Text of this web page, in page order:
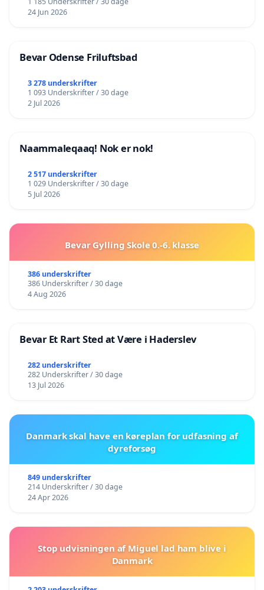
24 Jun 2026
Bevar Odense Friluftsbad
3 278 underskrifter
1 093 Underskrifter / 30 dage
2 Jul 2026
Naammaleqaaq! Nok er nok!
2 517 underskrifter
1 029 Underskrifter / 30 dage
5 Jul 2026
Bevar Gylling Skole 0.-6. klasse
386 underskrifter
386 Underskrifter / 30 dage
4 Aug 2026
Bevar Et Rart Sted at Være i Haderslev
282 underskrifter
282 Underskrifter / 30 dage
13 Jul 2026
Danmark skal have en køreplan for udfasning af
dyreforsøg
849 underskrifter
214 Underskrifter / 30 dage
24 Apr 2026
Stop udvisningen af Miguel lad ham blive i
Danmark